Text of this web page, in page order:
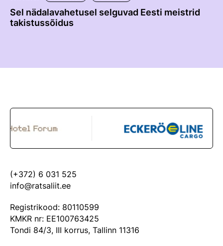
Sel nädalavahetusel selguvad Eesti meistrid
takistussõidus
(+372) 6 031 525
info@ratsaliit.ee
Registrikood: 80110599
KMKR nr: EE100763425
Tondi 84/3, III korrus, Tallinn 11316